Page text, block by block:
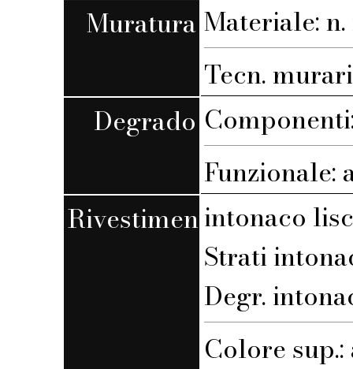
Muratura Materiale: n.
Tecn.
Degrado
Funzionale:
Rivestimentointonaco
Strati
Degr.
Colore sup.: